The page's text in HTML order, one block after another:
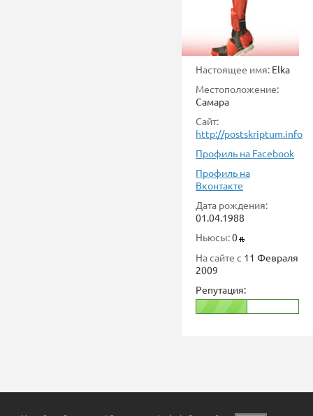
Настоящее имя: Elka
Местоположение:
Самара
Сайт:
http://postskriptum.info
Профиль на Facebook
Профиль на
Вконтакте
Дата рождения:
01.04.1988
Ньюсы:0
На сайте с 11 Февраля
2009
Репутация: